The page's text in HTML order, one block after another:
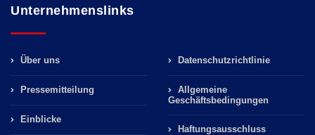
Unternehmenslinks
Über uns
Pressemitteilung
Einblicke
Datenschutzrichtlinie
Allgemeine
Geschäftsbedingungen
Haftungsausschluss